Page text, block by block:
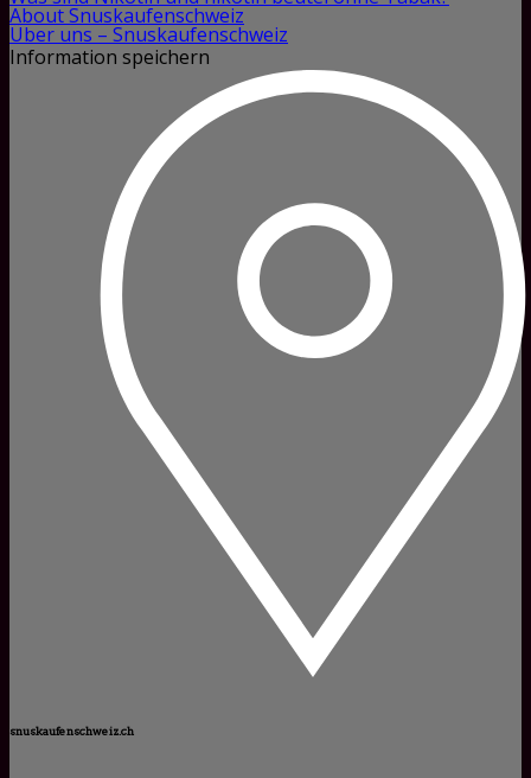
About Snuskaufenschweiz
Über uns – Snuskaufenschweiz
Information speichern
snuskaufenschweiz.ch